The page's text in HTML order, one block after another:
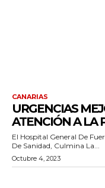
CANARIAS
URGENCIAS
ATENCIÓN A LA
El Hospital General De
De Sanidad, Culmina La...
Octubre 4, 2023